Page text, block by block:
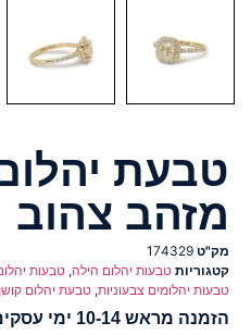
טבעת
מזהב צהוב
מק"ט 174329
קטגוריות טבעות יהלום הילה, טבעות
טבעות יהלומים צבעוניות, טבעת יהלום קושן
הזמנה מראש 10-14 ימי עסקים לייצור